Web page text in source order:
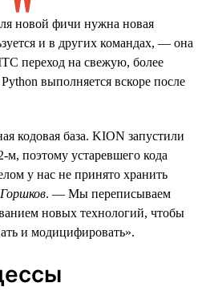
новой фичи нужна новая
и в других командах, — она
переход на свежую, более
выполняется вскоре после
кодовая база. KION запустили
поэтому устаревшего кода
у нас не принято хранить
. — Мы переписываем
новых технологий, чтобы
и модицифировать».